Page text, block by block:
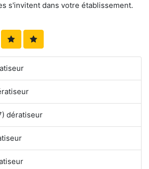
s'invitent dans votre établissement.
dératiseur